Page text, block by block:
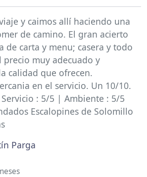
y caimos allí haciendo una
de camino. El gran acierto
de carta y menu; casera y todo
precio muy adecuado y
calidad que ofrecen.
en el servicio. Un 10/10.
: 5/5 | Ambiente : 5/5
Escalopines de Solomillo
Parga